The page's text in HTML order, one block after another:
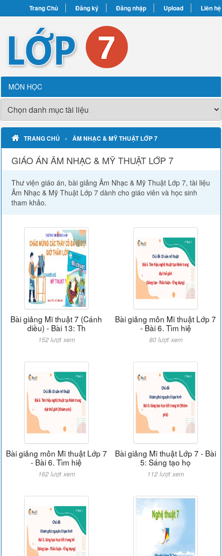
Trang Chủ Đăng ký Đăng nhập Upload Liên hệ
MÔN HỌC
TRANG CHỦ › ÂM NHẠC & MỸ THUẬT LỚP 7
GIÁO ÁN ÂM NHẠC & MỸ THUẬT LỚP 7
Thư viện giáo án, bài giảng Âm Nhạc & Mỹ Thuật Lớp 7, tài liệu
Âm Nhạc & Mỹ Thuật Lớp 7 dành cho giáo viên và học sinh
tham khảo.
Bài giảng Mĩ thuật 7 (Cánh
diều) - Bài 13: Th
152 lượt xem
Bài giảng môn Mĩ thuật Lớp 7
- Bài 6. Tìm hiệ
80 lượt xem
Bài giảng môn Mĩ thuật Lớp 7
- Bài 6. Tìm hiệ
162 lượt xem
Bài giảng Mĩ thuật Lớp 7 - Bài
5: Sáng tạo họ
112 lượt xem